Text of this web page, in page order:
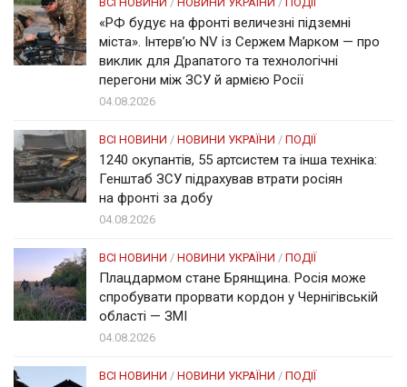
«РФ будує на фронті величезні підземні
міста». Інтерв’ю NV із Сержем Марком — про
виклик для Драпатого та технологічні
перегони між ЗСУ й армією Росії
04.08.2026
ВСІ НОВИНИ / НОВИНИ УКРАЇНИ / ПОДІЇ
1240 окупантів, 55 артсистем та інша техніка:
Генштаб ЗСУ підрахував втрати росіян
на фронті за добу
04.08.2026
ВСІ НОВИНИ / НОВИНИ УКРАЇНИ / ПОДІЇ
Плацдармом стане Брянщина. Росія може
спробувати прорвати кордон у Чернігівській
області — ЗМІ
04.08.2026
ВСІ НОВИНИ / НОВИНИ УКРАЇНИ / ПОДІЇ